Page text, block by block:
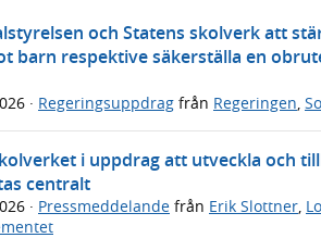
och Statens skolverk att
barn respektive säkerställa en
· Regeringsuppdrag från Regeringen,
i uppdrag att utveckla och
centralt
· Pressmeddelande från Erik Slottner,